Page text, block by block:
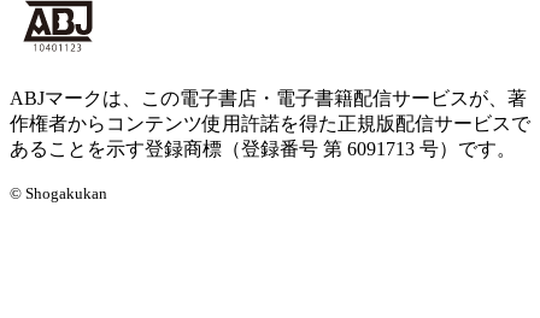
ABJマークは、この電子書店・電子書籍配信サービスが、著
作権者からコンテンツ使用許諾を得た正規版配信サービスで
あることを示す登録商標（登録番号 第 6091713 号）です。
© Shogakukan